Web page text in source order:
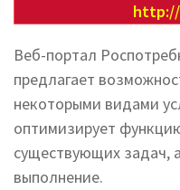
http://
Веб-портал
предлагает
некоторыми видами
оптимизирует
существующих задач,
выполнение.